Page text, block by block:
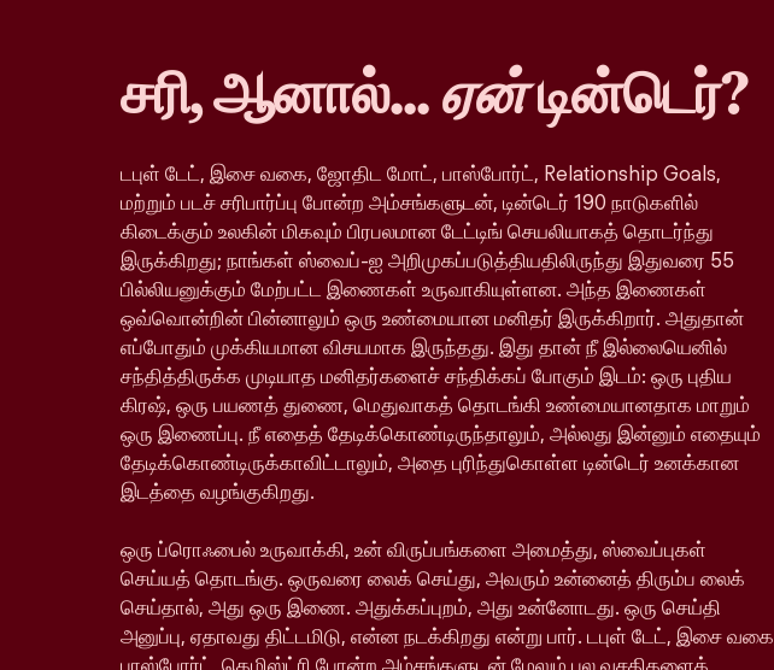
சரி, ஆனால்...ஏன்டின்டெர்?
டபுள் டேட், இசை வகை, ஜோதிட மோட், பாஸ்போர்ட், Relationship Goals,
மற்றும் படச் சரிபார்ப்பு போன்ற அம்சங்களுடன், டின்டெர் 190 நாடுகளில்
கிடைக்கும் உலகின் மிகவும் பிரபலமான டேட்டிங் செயலியாகத் தொடர்ந்து
இருக்கிறது; நாங்கள் ஸ்வைப்-ஐ அறிமுகப்படுத்தியதிலிருந்து இதுவரை 55
பில்லியனுக்கும் மேற்பட்ட இணைகள் உருவாகியுள்ளன. அந்த இணைகள்
ஒவ்வொன்றின் பின்னாலும் ஒரு உண்மையான மனிதர் இருக்கிறார். அதுதான்
எப்போதும் முக்கியமான விசயமாக இருந்தது. இது தான் நீ இல்லையெனில்
சந்தித்திருக்க முடியாத மனிதர்களைச் சந்திக்கப் போகும் இடம்: ஒரு புதிய
கிரஷ், ஒரு பயணத் துணை, மெதுவாகத் தொடங்கி உண்மையானதாக மாறும்
ஒரு இணைப்பு. நீ எதைத் தேடிக்கொண்டிருந்தாலும், அல்லது இன்னும் எதையும்
தேடிக்கொண்டிருக்காவிட்டாலும், அதை புரிந்துகொள்ள டின்டெர் உனக்கான
இடத்தை வழங்குகிறது.
ஒரு ப்ரொஃபைல் உருவாக்கி, உன் விருப்பங்களை அமைத்து, ஸ்வைப்புகள்
செய்யத் தொடங்கு. ஒருவரை லைக் செய்து, அவரும் உன்னைத் திரும்ப லைக்
செய்தால், அது ஒரு இணை. அதுக்கப்புறம், அது உன்னோடது. ஒரு செய்தி
அனுப்பு, ஏதாவது திட்டமிடு, என்ன நடக்கிறது என்று பார். டபுள் டேட், இசை
பாஸ்போர்ட், கெமிஸ்ட்ரி போன்ற அம்சங்களுடன் மேலும் பல வசதிகளைக்